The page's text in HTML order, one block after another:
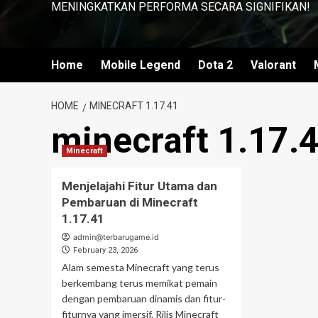
MENINGKATKAN PERFORMA SECARA SIGNIFIKAN!
Home Mobile Legend Dota 2 Valorant
HOME MINECRAFT 1.17.41
minecraft
Minecraft
Menjelajahi Fitur Utama dan
Pembaruan di Minecraft
1.17.41
admin@terbarugame.id
February 23, 2026
Alam semesta Minecraft yang terus
berkembang terus memikat pemain
dengan pembaruan dinamis dan fitur-
fiturnya yang imersif. Rilis Minecraft